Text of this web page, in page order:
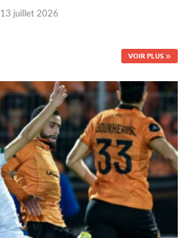
13 juillet 2026
VOIR PLUS